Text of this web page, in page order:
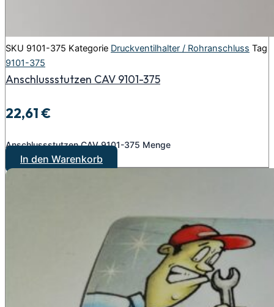
SKU 9101-375 Kategorie Druckventilhalter / Rohranschluss Tag
9101-375
Anschlussstutzen CAV 9101-375
22,61€
Anschlussstutzen CAV 9101-375 Menge
In den Warenkorb